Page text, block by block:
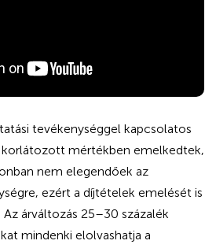
tevékenységgel kapcsolatos
korlátozott mértékben emelkedtek,
nem elegendőek az
ezért a díjtételek emelését is
árváltozás 25–30 százalék
mindenki elolvashatja a